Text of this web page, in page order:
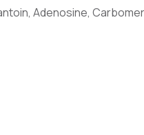
Adenosine,